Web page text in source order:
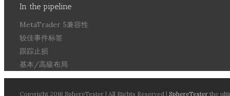
In the pipeline
MetaTrader 5兼容性
较佳事件标签
跟踪止损
基本/高級布局
Copyright 2016 SphereTester | All Rights Reserved | SphereTester the